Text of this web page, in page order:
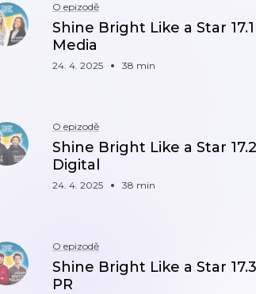
O epizodě
Shine Bright Like a Star
Media
24. 4. 2025 38 min
O epizodě
Shine Bright Like a Star
Digital
24. 4. 2025 38 min
O epizodě
Shine Bright Like a Star
PR